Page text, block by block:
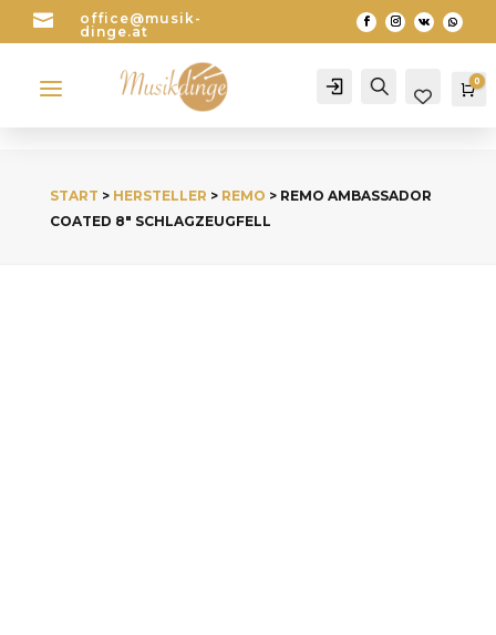

office@musik-
dinge.at
a Account Search 0
START > HERSTELLER > REMO > REMO AMBASSADOR
COATED 8″ SCHLAGZEUGFELL